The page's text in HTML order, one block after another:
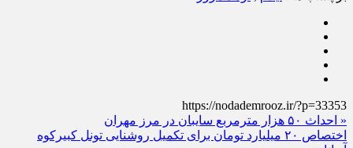
https://nodademrooz.ir/?p=33353
« احداث ۵۰ هزار مترمربع سایبان در مرز مهران